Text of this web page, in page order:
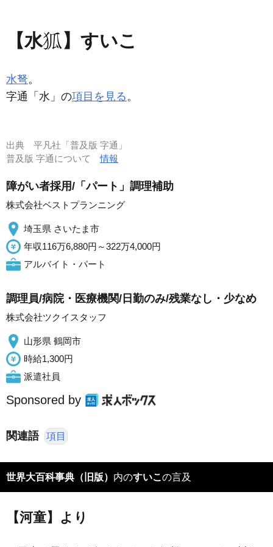
【水 】すいこ
水弩。
字通「水」の項目を見る。
出典 平凡社「普及版 字通」
普及版 字通について情報
障がい者採用/「パート」調理補助
株式会社ベストプランニング
埼玉県 さいたま市
年収116万6,880円～322万4,000円
アルバイト・パート
調理員/病院・医療機関/日勤のみ/残業なし・少なめ
株式会社ツクイスタッフ
山形県 鶴岡市
時給1,300円
派遣社員
Sponsored by
関連語 項目
世界大百科事典（旧版） 内のすいこ の言及
【河童】より